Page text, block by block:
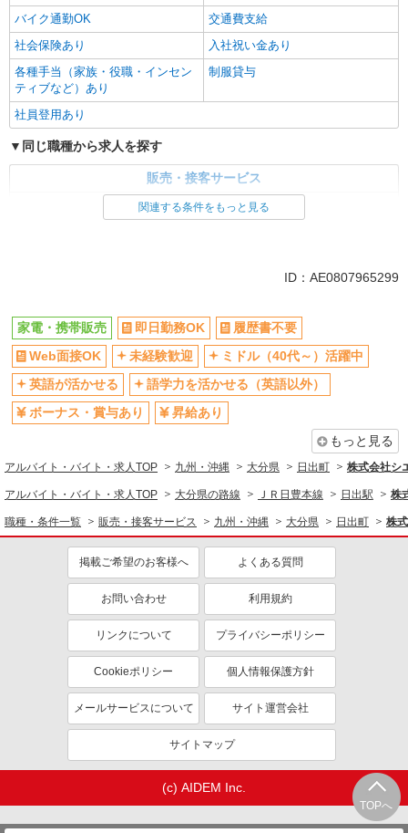
バイク通勤OK
交通費支給
社会保険あり
入社祝い金あり
各種手当（家族・役職・インセン
ティブなど）あり
制服貸与
社員登用あり
同じ職種から求人を探す
販売・接客サービス
日払い
車通勤OK
交通費支給
社会保険あり
社員登用あり
関連する条件をもっと見る
ID：AE0807965299
TOPへ
家電・携帯販売 即日勤務OK
履歴書不要
Web面接OK
未経験歓迎
ミドル（40代～）活躍中
英語が活かせる
語学力を活かせる（英語以外）
ボーナス・賞与あり
昇給あり
もっと見る
アルバイト・バイト・求人TOP 九州・沖縄 大分県 日出町 株式会社シ
アルバイト・バイト・求人TOP 大分県の路線 ＪＲ日豊本線 日出駅 株
職種・条件一覧 販売・接客サービス 九州・沖縄 大分県 日出町 株
掲載ご希望のお客様へ よくある質問
お問い合わせ 利用規約
リンクについて プライバシーポリシー
Cookieポリシー 個人情報保護方針
メールサービスについて サイト運営会社
サイトマップ
(c) AIDEM Inc.